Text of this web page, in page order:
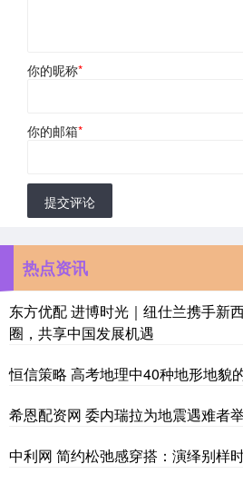
你的昵称*
你的邮箱*
提交评论
热点资讯
东方优配 进博时光｜纽仕兰携手新
圈，共享中国发展机遇
恒信策略 高考地理中40种地形地貌
希恩配资网 委内瑞拉为地震遇难者
中利网 简约松弛感穿搭：演绎别样